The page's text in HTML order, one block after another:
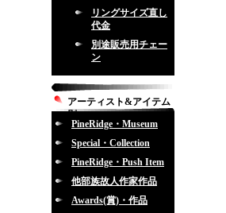
リングサイズ直し
代金
別途販売用チェー
ン
アーティスト&アイテム
別
PineRidge・Museum
Special・Collection
PineRidge・Push Item
他部族故人作家作品
Awards(賞)・作品